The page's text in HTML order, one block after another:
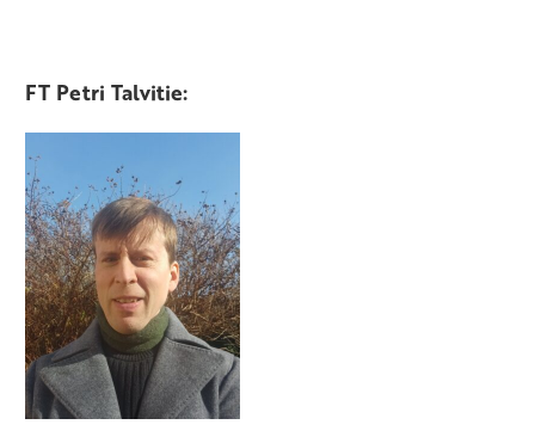
FT Petri Talvitie: